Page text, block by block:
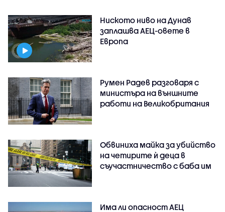
Ниското ниво на Дунав
заплашва АЕЦ-овете в
Европа
Румен Радев разговаря с
министъра на външните
работи на Великобритания
Обвиниха майка за убийство
на четирите ѝ деца в
съучастничество с баба им
Има ли опасност АЕЦ